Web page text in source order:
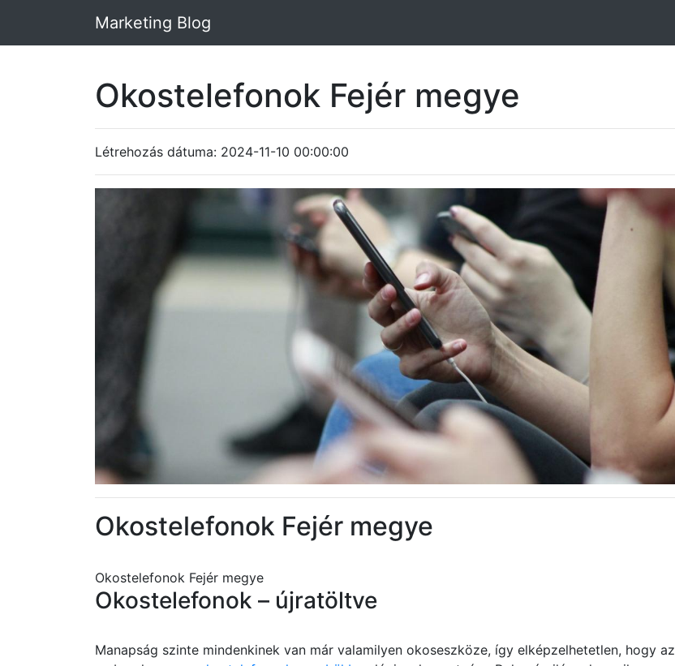
Marketing Blog
Okostelefonok Fejér megye
Létrehozás dátuma: 2024-11-10 00:00:00
Okostelefonok Fejér megye
Okostelefonok Fejér megye
Okostelefonok – újratöltve
Manapság szinte mindenkinek van már valamilyen okoseszköze, így elképzelhetetlen, hogy az